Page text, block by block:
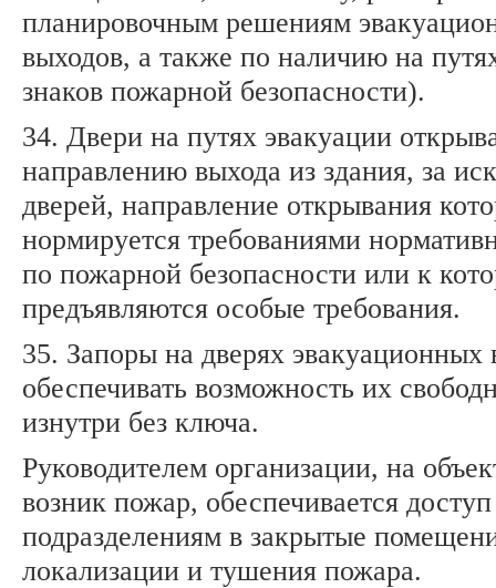
планировочным решениям
выходов, а также по наличию на
знаков пожарной безопасности).
34. Двери на путях эвакуации
направлению выхода из здания, за
дверей, направление открывания
нормируется требованиями
по пожарной безопасности или к
предъявляются особые требования.
35. Запоры на дверях
обеспечивать возможность их
изнутри без ключа.
Руководителем организации, на
возник пожар, обеспечивается
подразделениям в закрытые
локализации и тушения пожара.